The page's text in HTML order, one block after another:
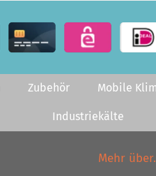
Zubehör Mobile
Industriekälte
Mehr